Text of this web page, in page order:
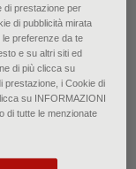
Hany Eraqi
di prestazione per
di pubblicità mirata
preferenze da te
e su altri siti ed
di più clicca su
prestazione, i Cookie di
su INFORMAZIONI
di tutte le menzionate